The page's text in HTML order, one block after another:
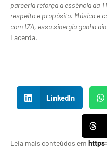
parceria reforça a essência da
respeito e propósito. Música e
com IZA, essa sinergia ganha
Lacerda.
LinkedIn
Leia mais conteúdos em